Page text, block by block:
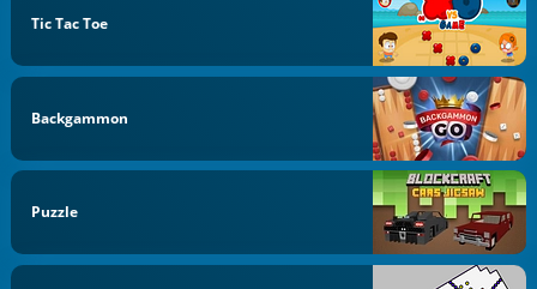
Tic Tac Toe
Backgammon
Puzzle